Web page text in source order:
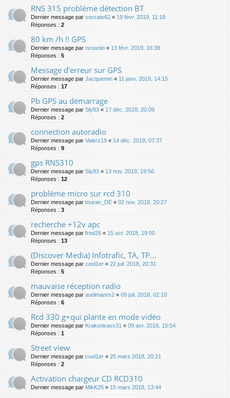
RNS 315 problème détection BT
Dernier message par socrate62 « 19 févr. 2019, 11:18
Réponses : 2
80 km /h !! GPS
Dernier message par ncounio « 13 févr. 2019, 16:38
Réponses : 5
Message d'erreur sur GPS
Dernier message par Jacquemin « 11 janv. 2019, 14:15
Réponses : 17
Pb GPS au démarrage
Dernier message par Sly83 « 17 déc. 2018, 20:09
Réponses : 2
connection autoradio
Dernier message par Valerz19 « 14 déc. 2018, 07:37
Réponses : 9
gps RNS310
Dernier message par Sly83 « 13 nov. 2018, 19:56
Réponses : 12
problème micro sur rcd 310
Dernier message par touran_DE « 02 nov. 2018, 20:27
Réponses : 3
recherche +12v apc
Dernier message par fred26 « 15 oct. 2018, 19:00
Réponses : 13
(Discover Media) Infotrafic, TA, TP...
Dernier message par cool1er « 22 juil. 2018, 20:31
Réponses : 5
mauvaise réception radio
Dernier message par audimanrs2 « 09 juil. 2018, 02:10
Réponses : 6
Rcd 330 g+qui plante en mode vidéo
Dernier message par Krakookass31 « 09 avr. 2018, 15:54
Réponses : 1
Street view
Dernier message par cool1er « 25 mars 2018, 20:21
Réponses : 2
Activation chargeur CD RCD310
Dernier message par MikK25 « 15 mars 2018, 13:44